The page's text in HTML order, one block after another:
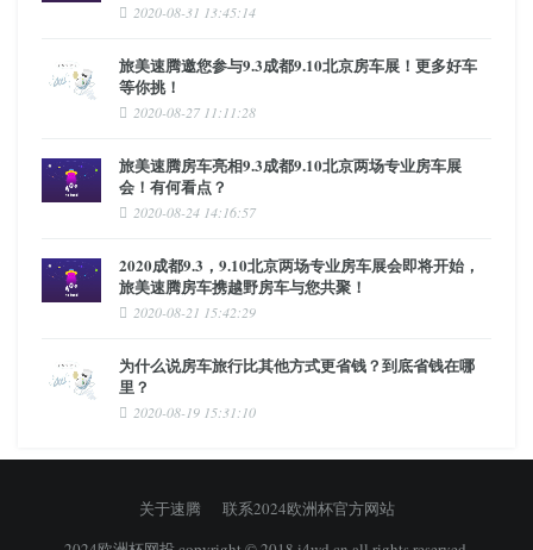
2020-08-31 13:45:14
旅美速腾邀您参与9.3成都9.10北京房车展！更多好车
等你挑！
2020-08-27 11:11:28
旅美速腾房车亮相9.3成都9.10北京两场专业房车展
会！有何看点？
2020-08-24 14:16:57
2020成都9.3，9.10北京两场专业房车展会即将开始，
旅美速腾房车携越野房车与您共聚！
2020-08-21 15:42:29
为什么说房车旅行比其他方式更省钱？到底省钱在哪
里？
2020-08-19 15:31:10
关于速腾
联系2024欧洲杯官方网站